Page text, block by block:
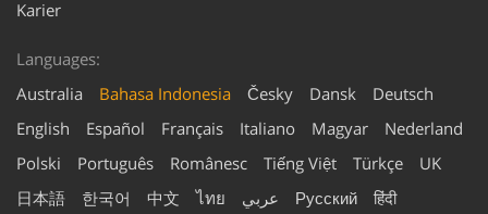
Karier
Languages:
Australia
Bahasa Indonesia Česky Dansk
Deutsch
English
Español Français Italiano Magyar
Nederland
Polski
Português Românesc Tiếng Việt Türkçe
UK
日本語
한국어 中文 ไทย عربي Русский हिंदी